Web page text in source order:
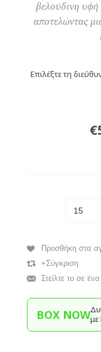
βελούδινη υφή
αποτελώντας
Επιλέξτε τη
Προσθήκη στα
+Σύγκριση
Στείλτε το σε
BOX NOWμε